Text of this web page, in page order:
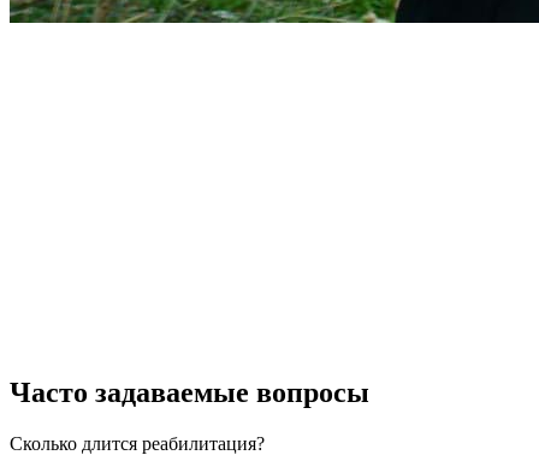
Часто задаваемые вопросы
Сколько длится реабилитация?